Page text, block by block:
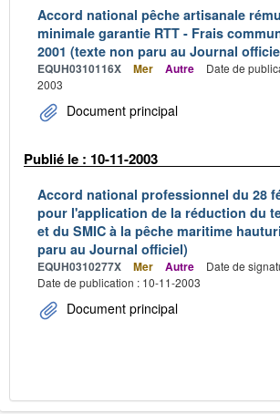
Accord national pêche artisanale
minimale garantie RTT - Frais
2001 (texte non paru au Journal
EQUH0310116X Mer Autre
Date de
2003
Document principal
Publié le : 10-11-2003
Accord national professionnel du 28
pour l'application de la réduction du
et du SMIC à la pêche maritime
paru au Journal officiel)
EQUH0310277X Mer Autre
Date de
Date de publication : 10-11-2003
Document principal